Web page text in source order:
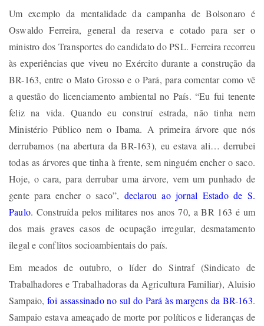
Um exemplo da mentalidade da campanha de Bolsonaro é
Oswaldo Ferreira, general da reserva e cotado para ser o
ministro dos Transportes do candidato do PSL. Ferreira recorreu
às experiências que viveu no Exército durante a construção da
BR-163, entre o Mato Grosso e o Pará, para comentar como vê
a questão do licenciamento ambiental no País. “Eu fui tenente
feliz na vida. Quando eu construí estrada, não tinha nem
Ministério Público nem o Ibama. A primeira árvore que nós
derrubamos (na abertura da BR-163), eu estava ali… derrubei
todas as árvores que tinha à frente, sem ninguém encher o saco.
Hoje, o cara, para derrubar uma árvore, vem um punhado de
gente para encher o saco”, declarou ao jornal Estado de S.
Paulo. Construída pelos militares nos anos 70, a BR 163 é um
dos mais graves casos de ocupação irregular, desmatamento
ilegal e conflitos socioambientais do país.
Em meados de outubro, o líder do Sintraf (Sindicato de
Trabalhadores e Trabalhadoras da Agricultura Familiar), Aluisio
Sampaio,foi assassinado no sul do Pará às margens da BR-163.
Sampaio estava ameaçado de morte por políticos e lideranças de